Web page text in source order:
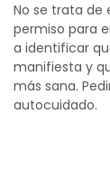
No se trata de
permiso para
a identificar
manifiesta y
más sana.
autocuidado.